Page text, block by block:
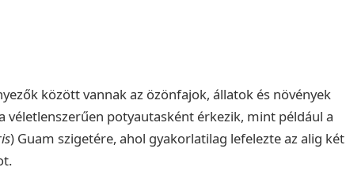
között vannak az özönfajok, állatok és növények
véletlenszerűen potyautasként érkezik, mint például a
) Guam szigetére, ahol gyakorlatilag lefelezte az alig két